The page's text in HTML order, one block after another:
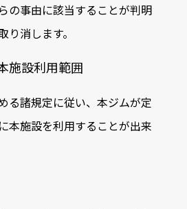
の事由に該当することが判明
り消します。
設利用範囲
る諸規定に従い、本ジムが定
本施設を利用することが出来